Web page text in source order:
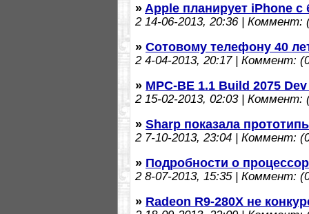
» Apple планирует iPhone
214-06-2013, 20:36 | Коммент:
» Сотовому телефону 40
24-04-2013, 20:17 | Коммент:
» MPC-BE 1.1 Build 2075
215-02-2013, 02:03 | Коммент:
» Sharp показала
27-10-2013, 23:04 | Коммент:
» Подробности о
28-07-2013, 15:35 | Коммент:
» Radeon R9-280X не